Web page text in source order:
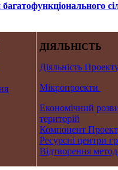
ДІЯЛЬНІСТЬ
Діяльність
Мікропроекти
Економічний
територій
Компонент
Ресурсні центри
Відтворення